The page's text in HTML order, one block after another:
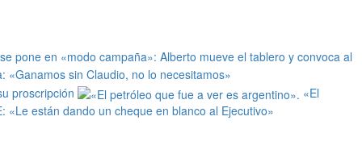
pone en «modo campaña»: Alberto mueve el tablero y convoca al
«Ganamos sin Claudio, no lo necesitamos»
proscripción
«El
«Le están dando un cheque en blanco al Ejecutivo»